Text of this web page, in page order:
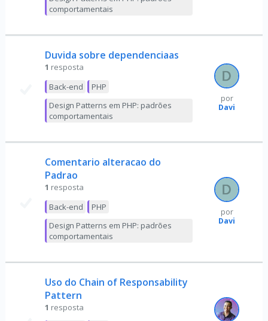
comportamentais
Duvida sobre dependenciaas
1 resposta
Back-end
PHP
Design Patterns em PHP: padrões
comportamentais
por
Davi
Comentario alteracao do
Padrao
1 resposta
Back-end
PHP
Design Patterns em PHP: padrões
comportamentais
por
Davi
Uso do Chain of Responsability
Pattern
1 resposta